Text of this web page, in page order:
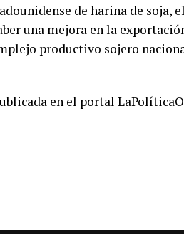
de harina de soja,
una mejora en la
productivo sojero
en el portal